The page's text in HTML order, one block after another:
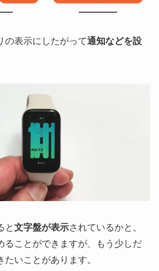
の表示にしたがって通知などを設
と 文字盤が表示されているかと。
ることができますが、もう少しだ
たいことがあります。